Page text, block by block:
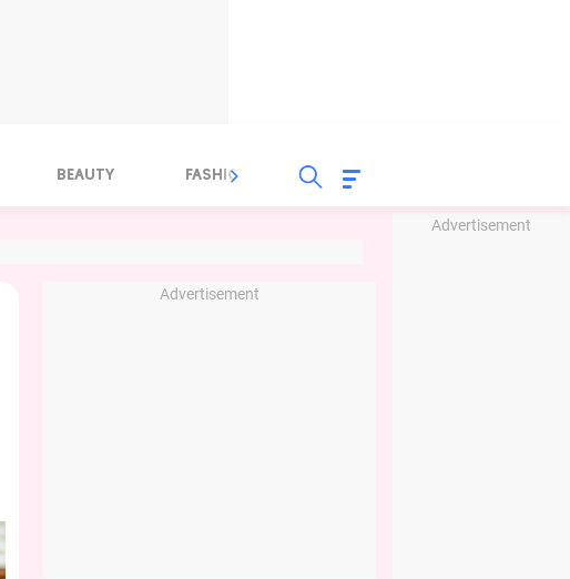
Advertisement
BEAUTY FASHION FOOD
Advertisement